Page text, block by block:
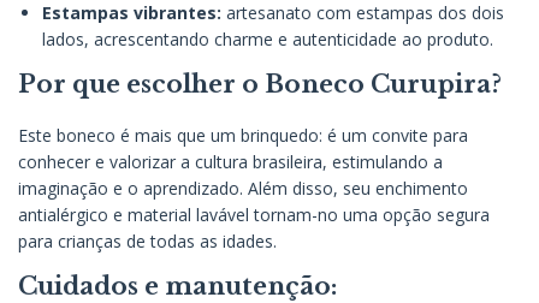
Estampas vibrantes: artesanato com estampas dos dois
lados, acrescentando charme e autenticidade ao produto.
Por que escolher o Boneco Curupira?
Este boneco é mais que um brinquedo: é um convite para
conhecer e valorizar a cultura brasileira, estimulando a
imaginação e o aprendizado. Além disso, seu enchimento
antialérgico e material lavável tornam-no uma opção segura
para crianças de todas as idades.
Cuidados e manutenção: